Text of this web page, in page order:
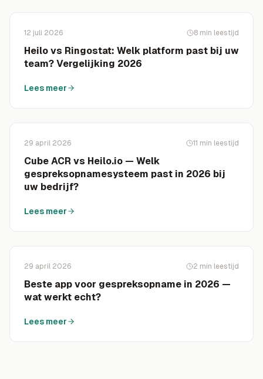
12 juli 2026 8 min leestijd
Heilo vs Ringostat: Welk platform past bij uw
team? Vergelijking 2026
Lees meer
29 april 2026 11 min leestijd
Cube ACR vs Heilo.io — Welk
gespreksopnamesysteem past in 2026 bij
uw bedrijf?
Lees meer
29 april 2026 2 min leestijd
Beste app voor gespreksopname in 2026 —
wat werkt echt?
Lees meer